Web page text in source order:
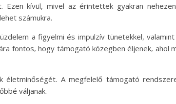
Ezen kívül, mivel az érintettek gyakran
számukra.
a figyelmi és impulzív tünetekkel, valamint
fontos, hogy támogató közegben éljenek, ahol
életminőségét. A megfelelő támogató
váljanak.